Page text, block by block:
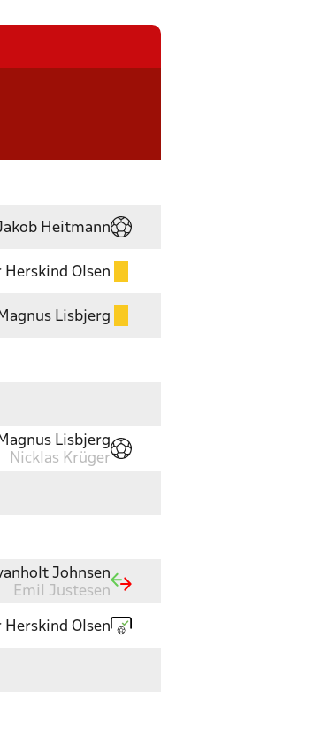
Heitmann
Herskind Olsen
Magnus Lisbjerg
Magnus Lisbjerg
Nicklas Krüger
Johnsen
Emil Justesen
Herskind Olsen